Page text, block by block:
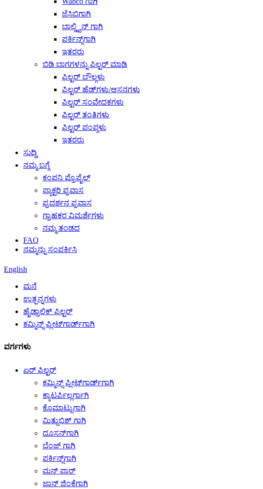
ಜೆಸಿಬಿಗಾಗಿ
ಬಾಲ್ಡ್ವಿನ್ ಗಾಗಿ
ಪರ್ಕಿನ್ಸ್‌ಗಾಗಿ
ಇತರರು
ಬಿಡಿ ಭಾಗಗಳನ್ನು ಫಿಲ್ಟರ್ ಮಾಡಿ
ಫಿಲ್ಟರ್ ಬೌಲ್ಗಳು
ಫಿಲ್ಟರ್ ಹೆಡ್‌ಗಳು/ಆಸನಗಳು
ಫಿಲ್ಟರ್ ಸಂವೇದಕಗಳು
ಫಿಲ್ಟರ್ ತಂತಿಗಳು
ಫಿಲ್ಟರ್ ಪಂಪ್ಗಳು
ಇತರರು
ಸುದ್ದಿ
ನಮ್ಮ ಬಗ್ಗೆ
ಕಂಪನಿ ಪ್ರೊಫೈಲ್
ಫ್ಯಾಕ್ಟರಿ ಪ್ರವಾಸ
ಪ್ರದರ್ಶನ ಪ್ರವಾಸ
ಗ್ರಾಹಕರ ವಿಮರ್ಶೆಗಳು
ನಮ್ಮ ತಂಡದ
FAQ
ನಮ್ಮನ್ನು ಸಂಪರ್ಕಿಸಿ
English
ಮನೆ
ಉತ್ಪನ್ನಗಳು
ಹೈಡ್ರಾಲಿಕ್ ಫಿಲ್ಟರ್
ಕಮ್ಮಿನ್ಸ್ ಫ್ಲೀಟ್‌ಗಾರ್ಡ್‌ಗಾಗಿ
ವರ್ಗಗಳು
ಏರ್ ಫಿಲ್ಟರ್
ಕಮ್ಮಿನ್ಸ್ ಫ್ಲೀಟ್‌ಗಾರ್ಡ್‌ಗಾಗಿ
ಕ್ಯಾಟರ್ಪಿಲ್ಲರ್ಗಾಗಿ
ಕೊಮಾಟ್ಸುಗಾಗಿ
ಮಿತ್ಸುಬಿಶ್ ಗಾಗಿ
ದೂಸನ್‌ಗಾಗಿ
ಬೆಂಜ್ ಗಾಗಿ
ಪರ್ಕಿನ್ಸ್‌ಗಾಗಿ
ಮನ್ ಫಾರ್
ಜಾನ್ ಜಿಂಕೆಗಾಗಿ